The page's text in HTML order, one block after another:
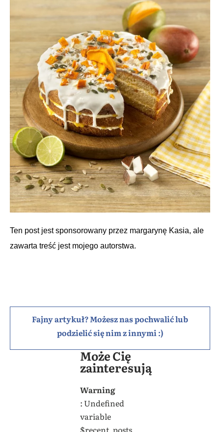
Ten post jest sponsorowany przez margarynę Kasia, ale
zawarta treść jest mojego autorstwa.
Fajny artykuł? Możesz nas pochwalić lub
podzielić się nim z innymi :)
Może Cię
zainteresują
Warning
: Undefined
variable
$recent_posts